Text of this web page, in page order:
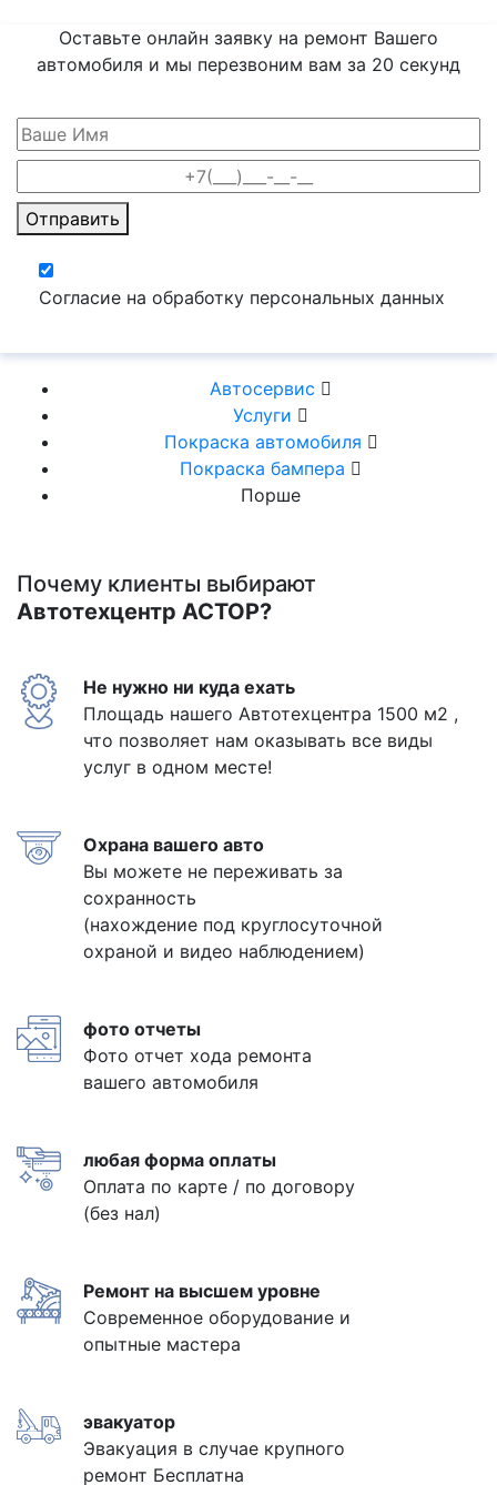
Оставьте онлайн заявку на ремонт Вашего
автомобиля и мы перезвоним вам за 20 секунд
Отправить
Согласие на обработку персональных данных
Автосервис
Услуги
Покраска автомобиля
Покраска бампера
Порше
Почему клиенты выбирают
Автотехцентр АСТОР?
Не нужно ни куда ехать
Площадь нашего Автотехцентра 1500 м2 ,
что позволяет нам оказывать все виды
услуг в одном месте!
Охрана вашего авто
Вы можете не переживать за
сохранность
(нахождение под круглосуточной
охраной и видео наблюдением)
фото отчеты
Фото отчет хода ремонта
вашего автомобиля
любая форма оплаты
Оплата по карте / по договору
(без нал)
Ремонт на высшем уровне
Современное оборудование и
опытные мастера
эвакуатор
Эвакуация в случае крупного
ремонт Бесплатна